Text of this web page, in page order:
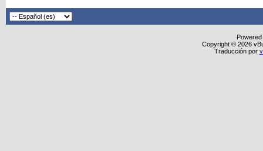
Copyright © 2026
Traducción por